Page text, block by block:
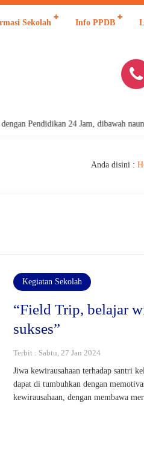
Sekolah Info PPDB
Pendidikan 24 Jam, dibawah
Anda disini :
Kegiatan Sekolah
“Field Trip, belajar
sukses”
Terbit : Sabtu, 27 Jan 2024
Jiwa kewirausahaan terhadap santri
dapat di tumbuhkan dengan
kewirausahaan, dengan membawa